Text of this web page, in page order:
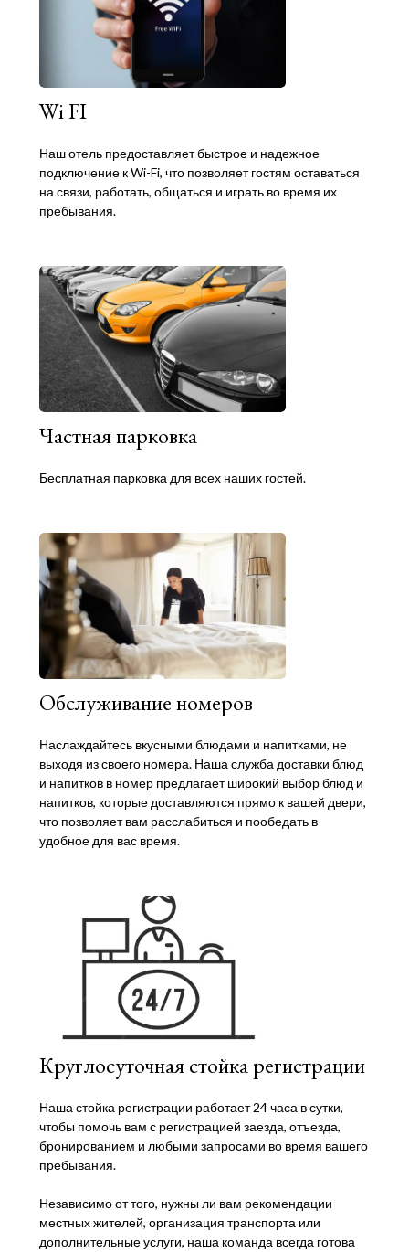
Wi FI
Наш отель предоставляет быстрое и надежное
подключение к Wi-Fi, что позволяет гостям оставаться
на связи, работать, общаться и играть во время их
пребывания.
Частная парковка
Бесплатная парковка для всех наших гостей.
Обслуживание номеров
Наслаждайтесь вкусными блюдами и напитками, не
выходя из своего номера. Наша служба доставки блюд
и напитков в номер предлагает широкий выбор блюд и
напитков, которые доставляются прямо к вашей двери,
что позволяет вам расслабиться и пообедать в
удобное для вас время.
Круглосуточная стойка регистрации
Наша стойка регистрации работает 24 часа в сутки,
чтобы помочь вам с регистрацией заезда, отъезда,
бронированием и любыми запросами во время вашего
пребывания.
Независимо от того, нужны ли вам рекомендации
местных жителей, организация транспорта или
дополнительные услуги, наша команда всегда готова